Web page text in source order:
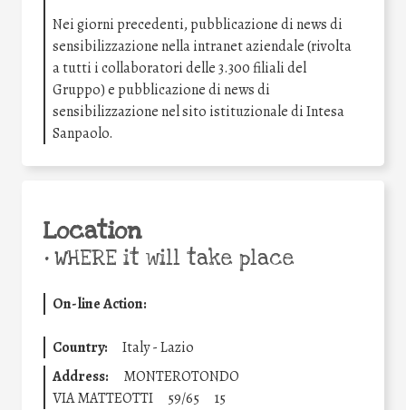
Nei giorni precedenti, pubblicazione di news di
sensibilizzazione nella intranet aziendale (rivolta
a tutti i collaboratori delle 3.300 filiali del
Gruppo) e pubblicazione di news di
sensibilizzazione nel sito istituzionale di Intesa
Sanpaolo.
Location
•WHERE it will take place
On-line Action:
Country:
Italy - Lazio
Address:
MONTEROTONDO
VIA MATTEOTTI
59/65 15